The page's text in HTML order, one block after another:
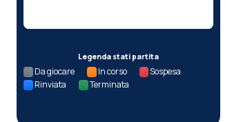
Legenda stati partita
Da giocare In corso
Sospesa
Rinviata
Terminata